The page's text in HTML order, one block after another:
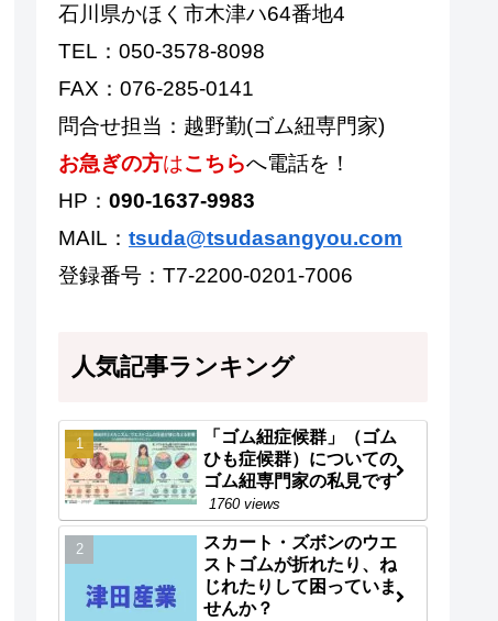
石川県かほく市木津ハ64番地4
TEL：050-3578-8098
FAX：076-285-0141
問合せ担当：越野勤(ゴム紐専門家)
お急ぎの方はこちらへ電話を！
HP： 090-1637-9983
MAIL： tsuda@tsudasangyou.com
登録番号：T7-2200-0201-7006
人気記事ランキング
「ゴム紐症候群」（ゴム
ひも症候群）についての
ゴム紐専門家の私見です
1760 views
スカート・ズボンのウエ
ストゴムが折れたり、ね
じれたりして困っていま
せんか？